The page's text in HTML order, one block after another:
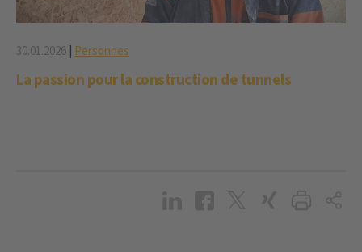
30.01.2026 | Personnes
La passion pour la construction de tunnels